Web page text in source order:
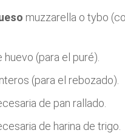
muzzarella o tybo
huevo (para el puré).
(para el rebozado).
de pan rallado.
de harina de trigo.